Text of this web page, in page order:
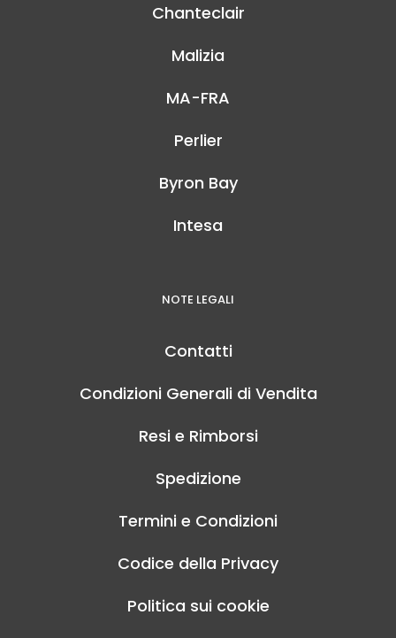
Chanteclair
Malizia
MA-FRA
Perlier
Byron Bay
Intesa
NOTE LEGALI
Contatti
Condizioni Generali di Vendita
Resi e Rimborsi
Spedizione
Termini e Condizioni
Codice della Privacy
Politica sui cookie